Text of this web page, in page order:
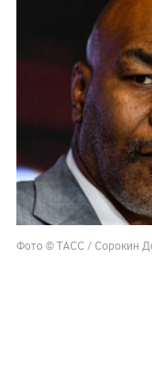
Фото © ТАСС / Сорокин